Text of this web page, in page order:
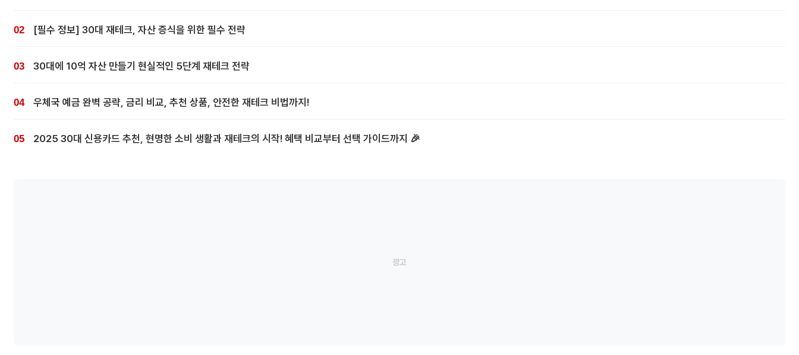
[필수 정보] 30대 재테크, 자산 증식을 위한 필수 전략
30대에 10억 자산 만들기 현실적인 5단계 재테크 전략
우체국 예금 완벽 공략, 금리 비교, 추천 상품, 안전한 재테크 비법까지!
2025 30대 신용카드 추천, 현명한 소비 생활과 재테크의 시작! 혜택 비교부터 선택 가이드까지 🎉